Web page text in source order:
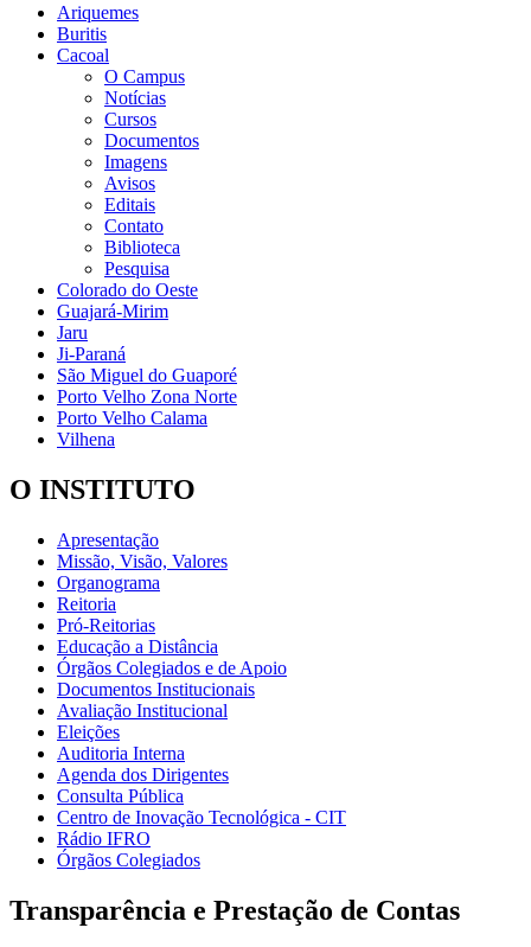
Ariquemes
Buritis
Cacoal
O Campus
Notícias
Cursos
Documentos
Imagens
Avisos
Editais
Contato
Biblioteca
Pesquisa
Colorado do Oeste
Guajará-Mirim
Jaru
Ji-Paraná
São Miguel do Guaporé
Porto Velho Zona Norte
Porto Velho Calama
Vilhena
O INSTITUTO
Apresentação
Missão, Visão, Valores
Organograma
Reitoria
Pró-Reitorias
Educação a Distância
Órgãos Colegiados e de Apoio
Documentos Institucionais
Avaliação Institucional
Eleições
Auditoria Interna
Agenda dos Dirigentes
Consulta Pública
Centro de Inovação Tecnológica - CIT
Rádio IFRO
Órgãos Colegiados
Transparência e Prestação de Contas